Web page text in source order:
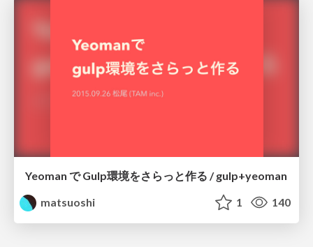
Yeoman で Gulp環境をさらっと作る / gulp+yeoman
matsuoshi
1 140